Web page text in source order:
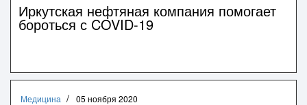
Иркутская нефтяная компания помогает
бороться с COVID-19
Медицина 05 ноября 2020